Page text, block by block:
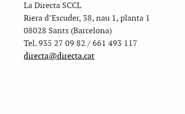
La Directa SCCL
Riera d’Escuder, 38, nau 1, planta 1
08028 Sants (Barcelona)
Tel. 935 27 09 82 / 661 493 117
directa@directa.cat